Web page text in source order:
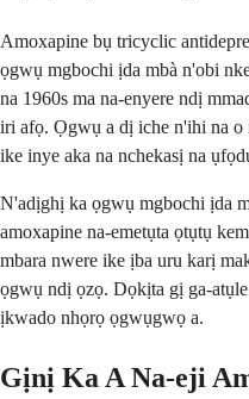
Amoxapine bụ tricyclic
ọgwụ mgbochi ịda mbà n'obi
na 1960s ma na-enyere ndị
iri afọ. Ọgwụ a dị iche n'ihi na
ike inye aka na nchekasị na
N'adịghị ka ọgwụ mgbochi ịda
amoxapine na-emetụta ọtụtụ
mbara nwere ike ịba uru karị
ọgwụ ndị ọzọ. Dọkịta gị ga-
ịkwado nhọrọ ọgwụgwọ a.
Gịnị Ka A Na-eji